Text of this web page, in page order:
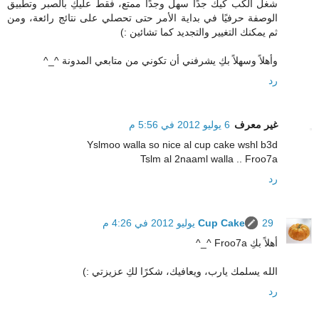
شغل الكب كيك جدًا سهل وجدًا ممتع، فقط عليكِ بالصبر وتطبيق
الوصفة حرفيًا في بداية الأمر حتى تحصلي على نتائج رائعة، ومن
ثم يمكنك التغيير والتجديد كما تشائين :)
وأهلاً وسهلاً بكِ يشرفني أن تكوني من متابعي المدونة ^_^
رد
غير معرف 6 يوليو 2012 في 5:56 م
Yslmoo walla so nice al cup cake wshl b3d
Tslm al 2naaml walla .. Froo7a
رد
Cup Cake
29 يوليو 2012 في 4:26 م
أهلاً بكِ Froo7a ^_^
الله يسلمك يارب، ويعافيك، شكرًا لكِ عزيزتي :)
رد